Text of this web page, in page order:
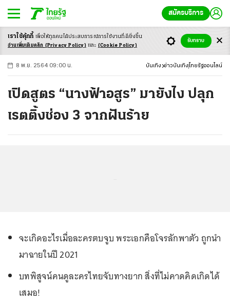
สมัครบริการ
-ก ก ก+
8 พ.ย. 2564 09:00 น. บันเทิง ข่าวบันเทิง ไทยรัฐออนไลน์
เปิดสูตร “นางฟ้าอสูร” มายังไง ปลุก
เรตติ้งช่อง 3 จากฝันร้าย
จะเกิดอะไรเมื่อละครตบจูบ พระเอกคือโจรลักพาตัว ถูกนำ
มาฉายในปี 2021
บทพิสูจน์คนดูละครไทยจับทางยาก สิ่งที่ไม่คาดคิดเกิดได้
เสมอ!
เราใช้คุ้กกี้ เพื่อให้ทุกคนได้ประสบการณ์การใช้งานที่ดียิ่งขึ้น
อ่านเพิ่มเติมคลิก (Privacy Policy) และ (Cookie Policy)
รับทราบ